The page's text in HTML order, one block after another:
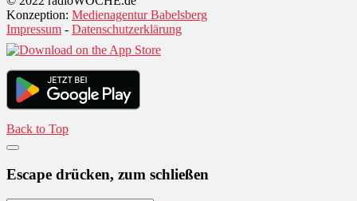
Konzeption: Medienagentur Babelsberg
Impressum - Datenschutzerklärung
Back to Top
Escape drücken, zum schließen